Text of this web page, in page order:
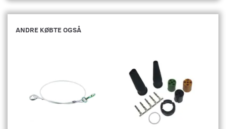
ANDRE KØBTE OGSÅ